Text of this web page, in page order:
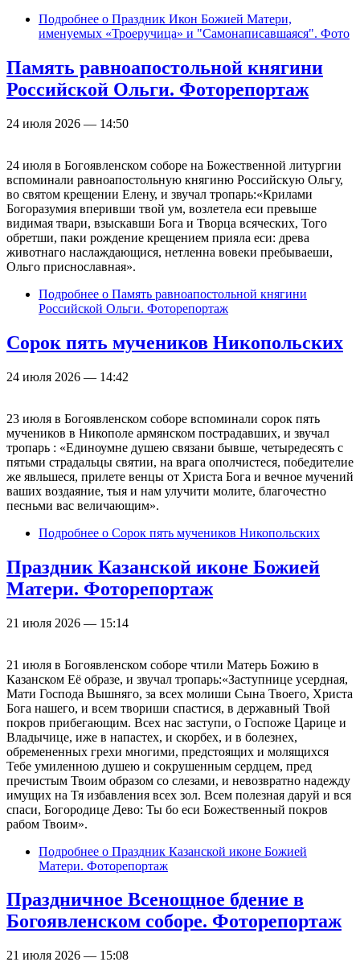
Подробнее о Праздник Икон Божией Матери,
именуемых «Троеручица» и "Самонаписавшаяся". Фото
Память равноапостольной княгини
Российской Ольги. Фоторепортаж
24 июля 2026 — 14:50
24 июля в Богоявленском соборе на Божественной литургии
вспоминали равноапостольную княгиню Российскую Ольгу,
во святом крещении Елену, и звучал тропарь:«Крилами
Богоразумия вперивши твой ум, возлетела еси превыше
видимая твари, взыскавши Бога и Творца всяческих, Того
обретши, паки рождение крещением прияла еси: древа
животнаго наслаждающися, нетленна вовеки пребываеши,
Ольго приснославная».
Подробнее о Память равноапостольной княгини
Российской Ольги. Фоторепортаж
Сорок пять мучеников Никопольских
24 июля 2026 — 14:42
23 июля в Богоявленском соборе вспоминали сорок пять
мучеников в Никополе армянском пострадавших, и звучал
тропарь : «Единоумне душею связани бывше, четыредесять с
пятьми страдальцы святии, на врага ополчистеся, победителие
же явльшеся, прилете венцы от Христа Бога и вечное мучений
ваших воздаяние, тыя и нам улучити молите, благочестно
песньми вас величающим».
Подробнее о Сорок пять мучеников Никопольских
Праздник Казанской иконе Божией
Матери. Фоторепортаж
21 июля 2026 — 15:14
21 июля в Богоявленском соборе чтили Матерь Божию в
Казанском Её образе, и звучал тропарь:«Заступнице усердная,
Мати Господа Вышняго, за всех молиши Сына Твоего, Христа
Бога нашего, и всем твориши спастися, в державный Твой
покров прибегающим. Всех нас заступи, о Госпоже Царице и
Владычице, иже в напастех, и скорбех, и в болезнех,
обремененных грехи многими, предстоящих и молящихся
Тебе умиленною душею и сокрушенным сердцем, пред
пречистым Твоим образом со слезами, и невозвратно надежду
имущих на Тя избавления всех зол. Всем полезная даруй и вся
спаси, Богородице Дево: Ты бо еси Божественный покров
рабом Твоим».
Подробнее о Праздник Казанской иконе Божией
Матери. Фоторепортаж
Праздничное Всенощное бдение в
Богоявленском соборе. Фоторепортаж
21 июля 2026 — 15:08